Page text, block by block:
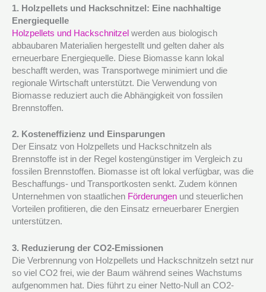
1. Holzpellets und Hackschnitzel: Eine nachhaltige
Energiequelle
Holzpellets und Hackschnitzel werden aus biologisch
abbaubaren Materialien hergestellt und gelten daher als
erneuerbare Energiequelle. Diese Biomasse kann lokal
beschafft werden, was Transportwege minimiert und die
regionale Wirtschaft unterstützt. Die Verwendung von
Biomasse reduziert auch die Abhängigkeit von fossilen
Brennstoffen.
2. Kosteneffizienz und Einsparungen
Der Einsatz von Holzpellets und Hackschnitzeln als
Brennstoffe ist in der Regel kostengünstiger im Vergleich zu
fossilen Brennstoffen. Biomasse ist oft lokal verfügbar, was die
Beschaffungs- und Transportkosten senkt. Zudem können
Unternehmen von staatlichen Förderungen und steuerlichen
Vorteilen profitieren, die den Einsatz erneuerbarer Energien
unterstützen.
3. Reduzierung der CO2-Emissionen
Die Verbrennung von Holzpellets und Hackschnitzeln setzt nur
so viel CO2 frei, wie der Baum während seines Wachstums
aufgenommen hat. Dies führt zu einer Netto-Null an CO2-